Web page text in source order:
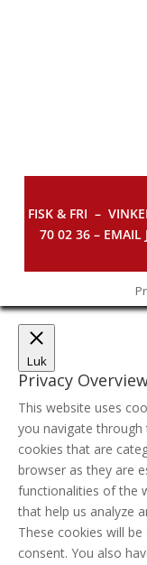
FISK & FRI –
70 02 36 – EMAIL
Luk
Privacy
This website uses
you navigate
cookies that are
browser as they are
functionalities of the
that help us analyze
These cookies will
consent. You also